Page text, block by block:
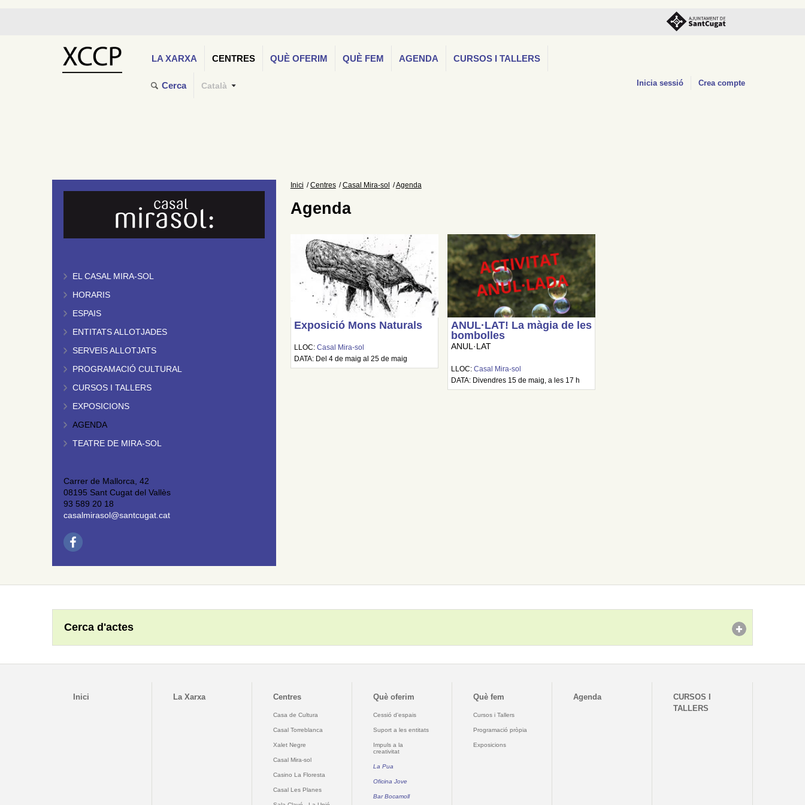
LA XARXA CENTRES QUÈ OFERIM QUÈ FEM AGENDA CURSOS I TALLERS
Cerca Català Inicia sessió Crea compte
EL CASAL MIRA-SOL
HORARIS
ESPAIS
ENTITATS ALLOTJADES
SERVEIS ALLOTJATS
PROGRAMACIÓ CULTURAL
CURSOS I TALLERS
EXPOSICIONS
AGENDA
TEATRE DE MIRA-SOL
Carrer de Mallorca, 42
08195 Sant Cugat del Vallès
93 589 20 18
casalmirasol@santcugat.cat
Inici Centres Casal Mira-sol Agenda
Agenda
Exposició Mons Naturals
LLOC: Casal Mira-sol
DATA: Del 4 de maig al 25 de maig
ANUL·LAT! La màgia de les
bombolles
ANUL·LAT
LLOC:Casal Mira-sol
DATA: Divendres 15 de maig, a les 17 h
Cerca d'actes
Inici La Xarxa Centres
Casa de Cultura
Casal Torreblanca
Xalet Negre
Casal Mira-sol
Casino La Floresta
Casal Les Planes
Què oferim
Cessió d'espais
Suport a les entitats
Impuls a la
creativitat
La Pua
Oficina Jove
Bar Bocamoll
Què fem
Cursos i Tallers
Programació pròpia
Exposicions
Agenda
CURSOS I
TALLERS